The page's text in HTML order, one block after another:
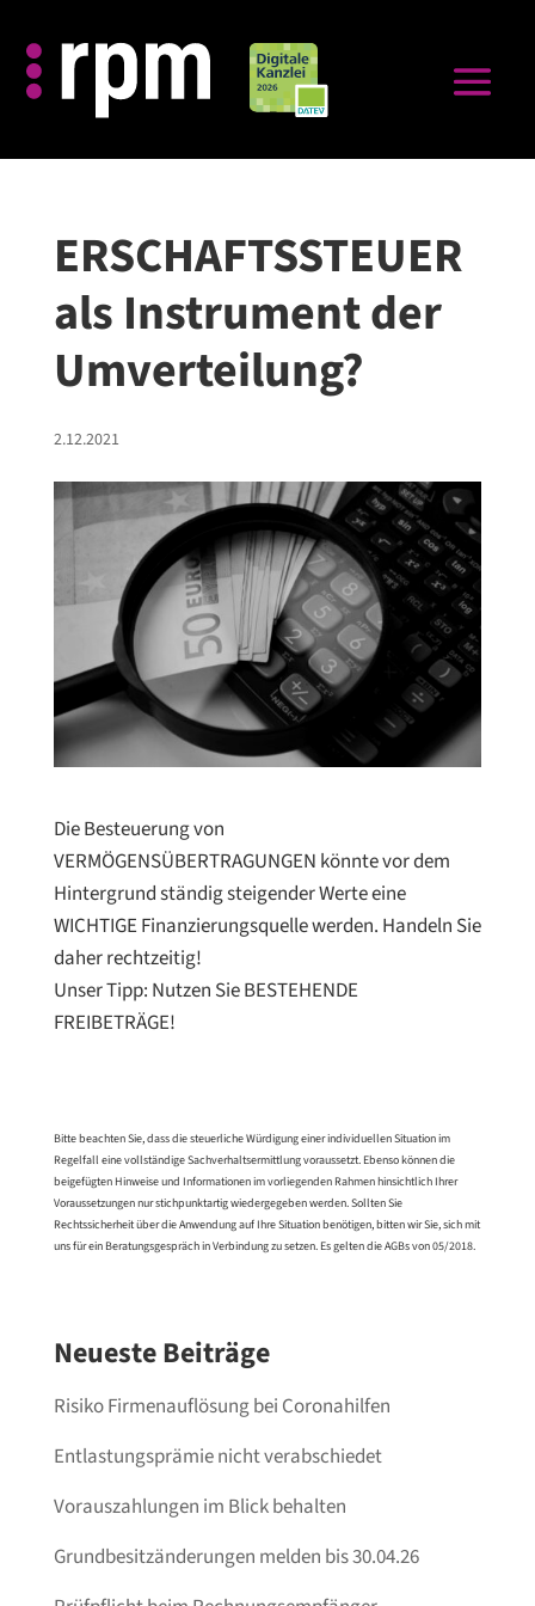
ERSCHAFTSSTEUER
als Instrument der
Umverteilung?
2.12.2021
Die Besteuerung von
VERMÖGENSÜBERTRAGUNGEN könnte vor dem
Hintergrund ständig steigender Werte eine
WICHTIGE Finanzierungsquelle werden. Handeln Sie
daher rechtzeitig!
Unser Tipp: Nutzen Sie BESTEHENDE
FREIBETRÄGE!
Bitte beachten Sie, dass die steuerliche Würdigung einer individuellen Situation im
Regelfall eine vollständige Sachverhaltsermittlung voraussetzt. Ebenso können die
beigefügten Hinweise und Informationen im vorliegenden Rahmen hinsichtlich Ihrer
Voraussetzungen nur stichpunktartig wiedergegeben werden. Sollten Sie
Rechtssicherheit über die Anwendung auf Ihre Situation benötigen, bitten wir Sie, sich mit
uns für ein Beratungsgespräch in Verbindung zu setzen. Es gelten die AGBs von 05/2018.
Neueste Beiträge
Risiko Firmenauflösung bei Coronahilfen
Entlastungsprämie nicht verabschiedet
Vorauszahlungen im Blick behalten
Grundbesitzänderungen melden bis 30.04.26